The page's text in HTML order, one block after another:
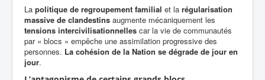
La politique de regroupement familial et la régularisation
massive de clandestins augmente mécaniquement les
tensions intercivilisationnelles car la vie de communautés
par « blocs » empêche une assimilation progressive des
personnes. La cohésion de la Nation se dégrade de jour en
jour.